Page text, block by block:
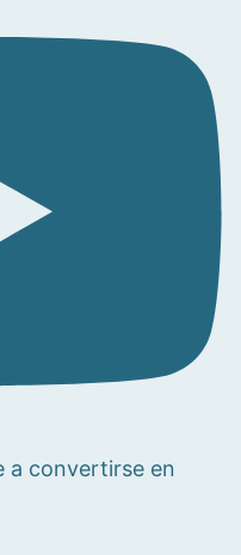
a convertirse en